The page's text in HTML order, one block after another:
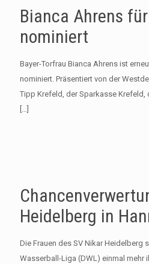
Bianca Ahrens
nominiert
Bayer-Torfrau Bianca Ahrens ist
nominiert. Präsentiert von der
Tipp Krefeld, der Sparkasse Krefeld,
[…]
Heidelberg in
Die Frauen des SV Nikar Heidelberg
Wasserball-Liga (DWL) einmal mehr